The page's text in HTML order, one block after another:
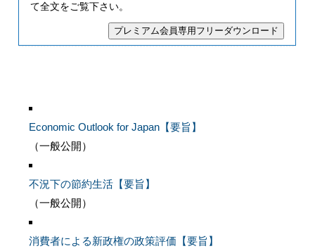
て全文をご覧下さい。
Economic Outlook for Japan【要旨】
（一般公開）
不況下の節約生活【要旨】
（一般公開）
消費者による新政権の政策評価【要旨】